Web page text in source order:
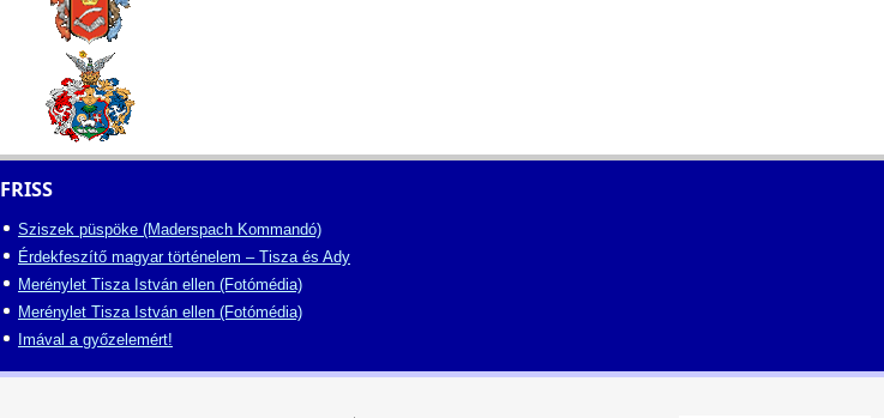
FRISS
Sziszek püspöke (Maderspach Kommandó)
Érdekfeszítő magyar történelem – Tisza és Ady
Merénylet Tisza István ellen (Fotómédia)
Merénylet Tisza István ellen (Fotómédia)
Imával a győzelemért!